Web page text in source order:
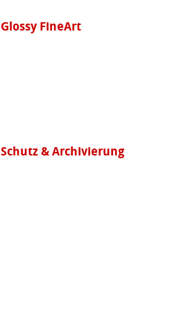
Glossy FineArt
Schutz & Archivierung